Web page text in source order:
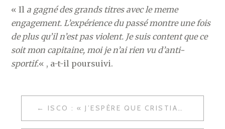
« Il a gagné des grands titres avec le meme
engagement. L’expérience du passé montre une fois
de plus qu’il n’est pas violent. Je suis content que ce
soit mon capitaine, moi je n’ai rien vu d’anti-
sportif.« , a-t-il poursuivi.
NAVIGATION
DE
ISCO : « J’ESPÈRE QUE CRISTIANO VA RESTER »